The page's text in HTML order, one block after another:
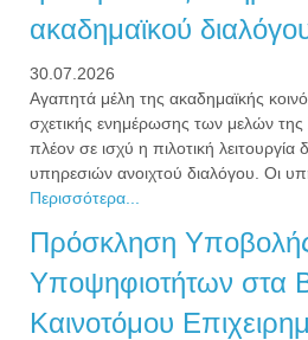
ακαδημαϊκού
30.07.2026
Αγαπητά μέλη της ακαδημαϊκής
σχετικής ενημέρωσης των μελών της
πλέον σε ισχύ η πιλοτική
υπηρεσιών ανοιχτού διαλόγου. Οι
Περισσότερα...
Πρόσκληση
Υποψηφιοτήτων στα
Καινοτόμου